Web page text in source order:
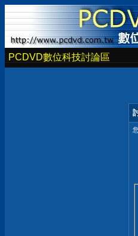
PCDVD數位科技討論區